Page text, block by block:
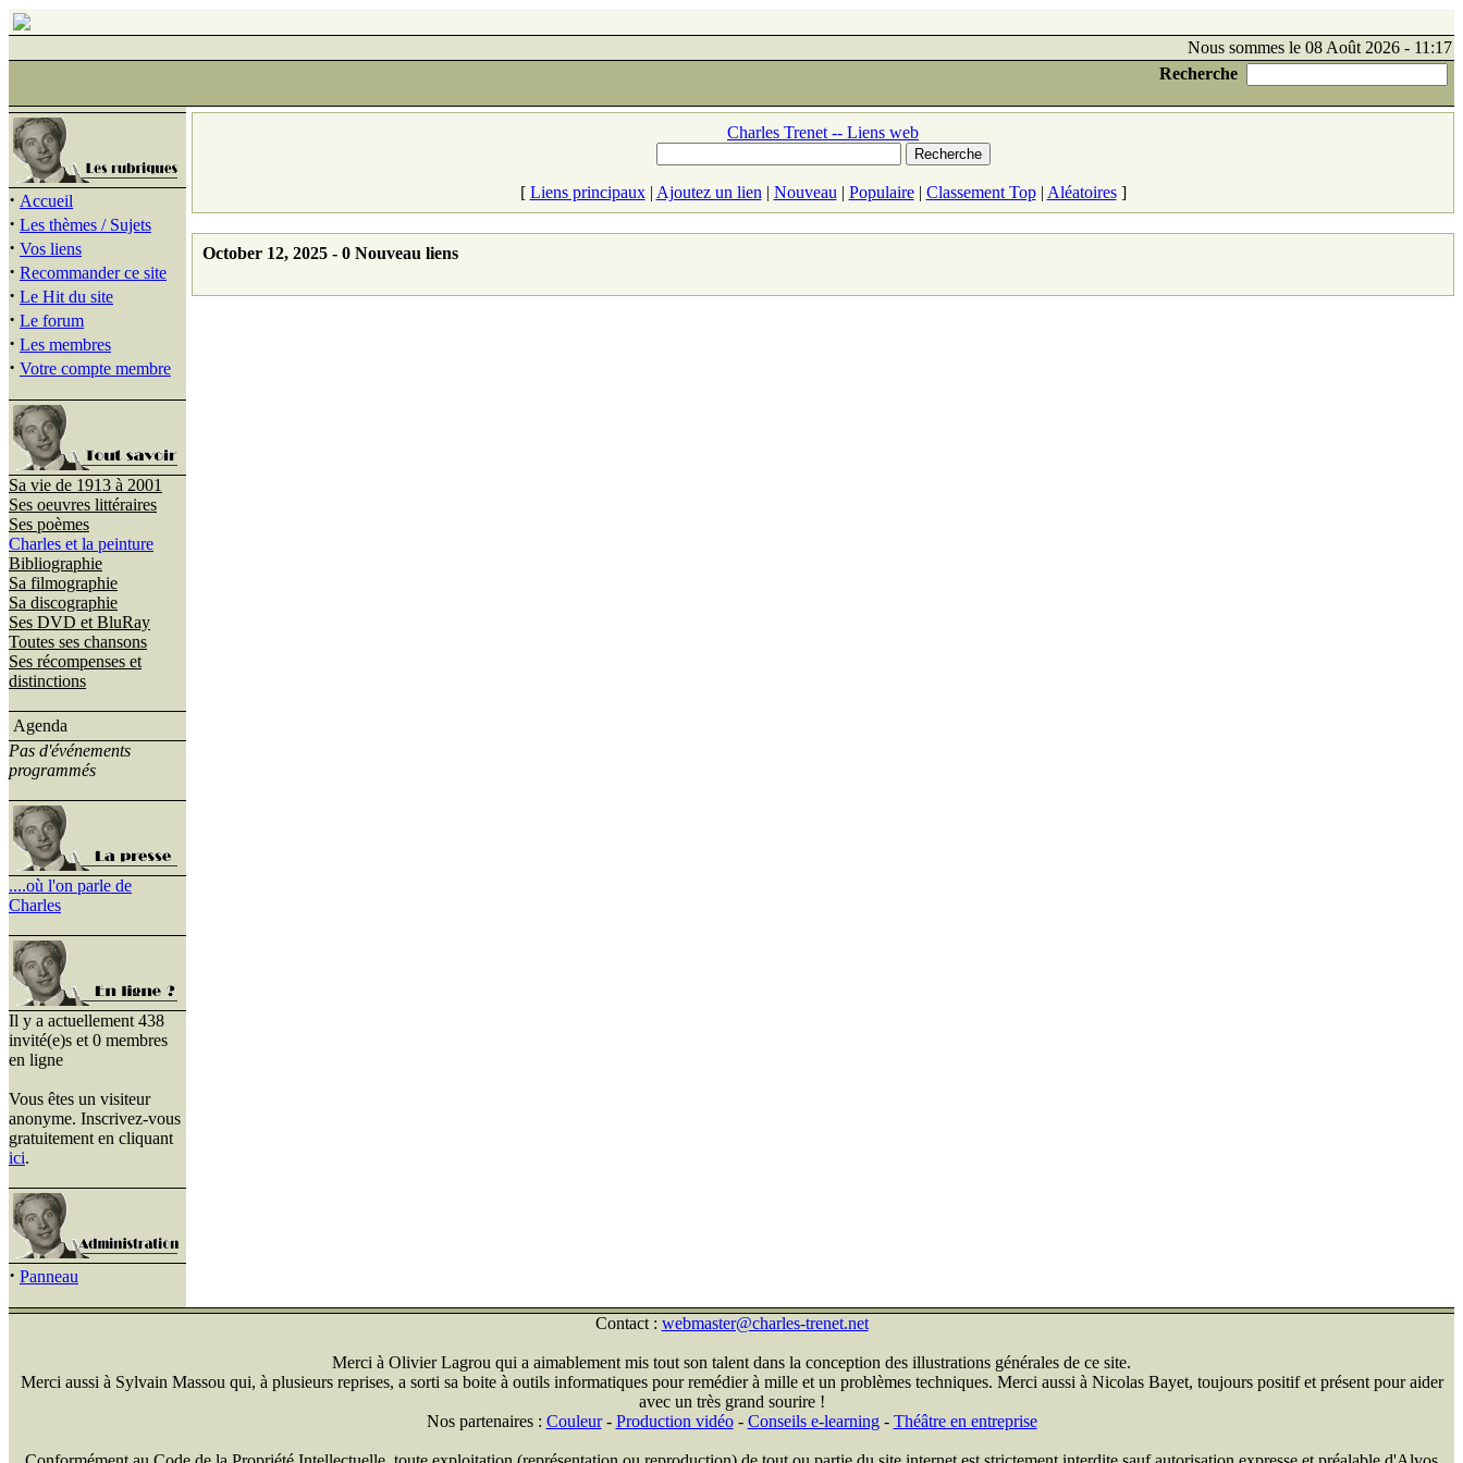
Nous sommes le 08 Août 2026 - 11:17
Recherche
· Accueil
· Les thèmes / Sujets
· Vos liens
· Recommander ce site
· Le Hit du site
· Le forum
· Les membres
· Votre compte membre
Sa vie de 1913 à 2001
Ses oeuvres littéraires
Ses poèmes
Charles et la peinture
Bibliographie
Sa filmographie
Sa discographie
Ses DVD et BluRay
Toutes ses chansons
Ses récompenses et
distinctions
Agenda
Pas d'événements
programmés
....où l'on parle de
Charles
Il y a actuellement 438
invité(e)s et 0 membres
en ligne
Vous êtes un visiteur
anonyme. Inscrivez-vous
gratuitement en cliquant
ici.
· Panneau
Charles Trenet -- Liens web
[ Liens principaux| Ajoutez un lien | Nouveau | Populaire| Classement Top| Aléatoires]
October 12, 2025 - 0 Nouveau liens
Contact : webmaster@charles-trenet.net
Merci à Olivier Lagrou qui a aimablement mis tout son talent dans la conception des illustrations générales de ce site.
Merci aussi à Sylvain Massou qui, à plusieurs reprises, a sorti sa boite à outils informatiques pour remédier à mille et un problèmes techniques. Merci aussi à Nicolas Bayet, toujours positif et présent pour aider
avec un très grand sourire !
Nos partenaires : Couleur- Production vidéo- Conseils e-learning- Théâtre en entreprise